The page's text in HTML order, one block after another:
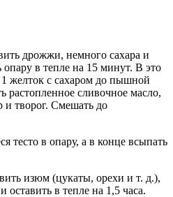
дрожжи, немного сахара и
в тепле на 15 минут. В это
1 желток с сахаром до пышной
растопленное сливочное масло,
и творог. Смешать до
тесто в опару, а в конце всыпать
изюм (цукаты, орехи и т. д.),
в тепле на 1,5 часа.